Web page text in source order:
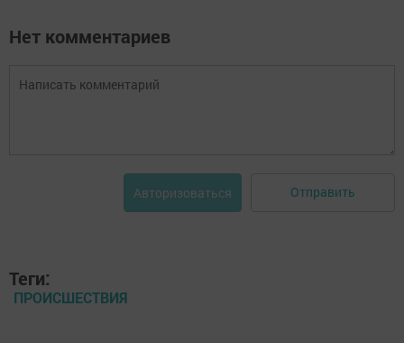
Нет комментариев
Авторизоваться Отправить
Теги:
ПРОИСШЕСТВИЯ